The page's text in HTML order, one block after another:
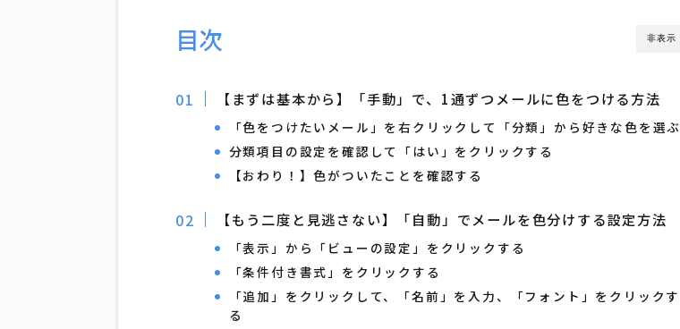
非表示
目次
【まずは基本から】「手動」で、1通ずつメールに色をつける方法
「色をつけたいメール」を右クリックして「分類」から好きな色を選ぶ
分類項目の設定を確認して「はい」をクリックする
【おわり！】色がついたことを確認する
【もう二度と見逃さない】「自動」でメールを色分けする設定方法
「表示」から「ビューの設定」をクリックする
「条件付き書式」をクリックする
「追加」をクリックして、「名前」を入力、「フォント」をクリックす
る